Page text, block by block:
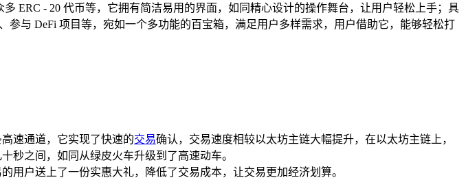
ERC - 20 代币等，它拥有简洁易用的界面，如同精心设计的操作舞台，让用户轻松上手；具
与 DeFi 项目等，宛如一个多功能的百宝箱，满足用户多样需求，用户借助它，能够轻松打
速通道，它实现了快速的交易确认，交易速度相较以太坊主链大幅提升，在以太坊主链上，
秒之间，如同从绿皮火车升级到了高速动车。
用户送上了一份实惠大礼，降低了交易成本，让交易更加经济划算。